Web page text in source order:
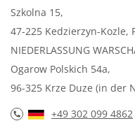
Szkolna 15,
47-225 Kedzierzyn-Kozle,
NIEDERLASSUNG
Ogarow Polskich 54a,
96-325 Krze Duze (in der
+49 302 099 4862